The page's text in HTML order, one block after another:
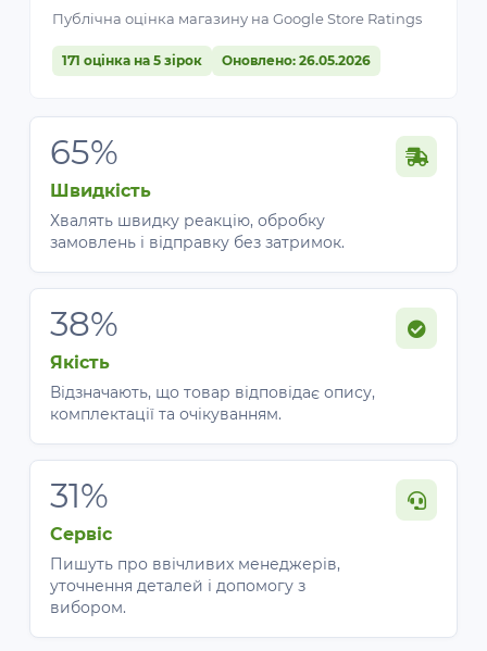
Публічна оцінка магазину на Google Store Ratings
171 оцінка на 5 зірок Оновлено: 26.05.2026
65%
Швидкість
Хвалять швидку реакцію, обробку
замовлень і відправку без затримок.
38%
Якість
Відзначають, що товар відповідає опису,
комплектації та очікуванням.
31%
Сервіс
Пишуть про ввічливих менеджерів,
уточнення деталей і допомогу з
вибором.